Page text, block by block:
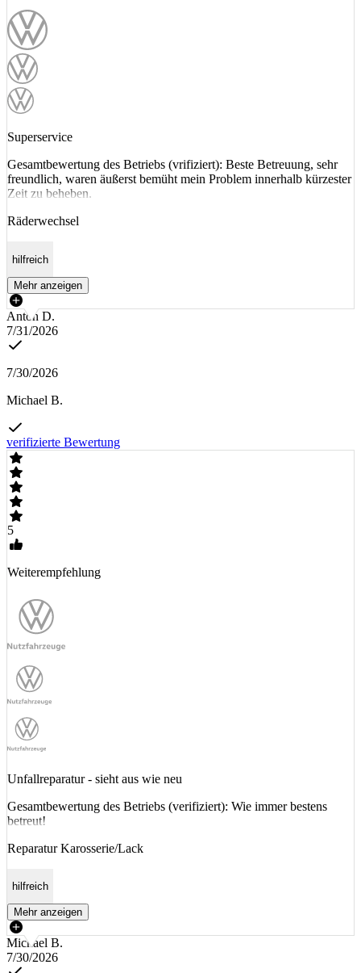
Superservice
Gesamtbewertung des Betriebs (vrifiziert): Beste Betreuung, sehr
freundlich, waren äußerst bemüht mein Problem innerhalb kürzester
Zeit zu beheben.
Räderwechsel
hilfreich
Mehr anzeigen
Anton D.
7/31/2026
7/30/2026
Michael B.
verifizierte Bewertung
5
Weiterempfehlung
Unfallreparatur - sieht aus wie neu
Gesamtbewertung des Betriebs (verifiziert): Wie immer bestens
betreut!
Reparatur Karosserie/Lack
hilfreich
Mehr anzeigen
Michael B.
7/30/2026